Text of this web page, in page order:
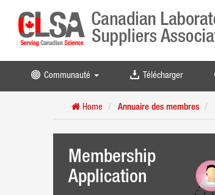
Communauté Télécharger
Home Annuaire des membres
Membership
Application